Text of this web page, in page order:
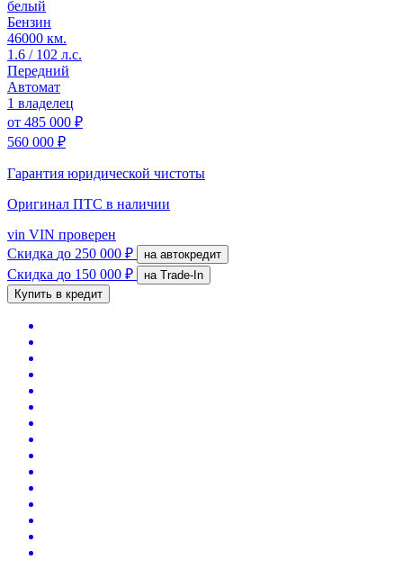
белый
Бензин
46000 км.
1.6 / 102 л.с.
Передний
Автомат
1 владелец
от 485 000 ₽
560 000 ₽
Гарантия юридической чистоты
Оригинал ПТС в наличии
vin VIN проверен
Скидка до 250 000 ₽ на автокредит
Скидка до 150 000 ₽
на Trade-In
Купить в кредит